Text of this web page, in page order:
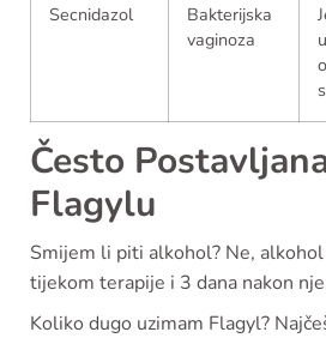
Secnidazol
Bakterijska
vaginoza
u
Često
Flagylu
Smijem li piti alkohol? Ne,
tijekom terapije i 3 dana nakon
Koliko dugo uzimam Flagyl?